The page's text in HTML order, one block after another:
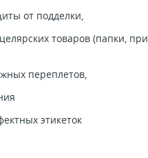
от подделки,
товаров (папки,
переплетов,
этикеток